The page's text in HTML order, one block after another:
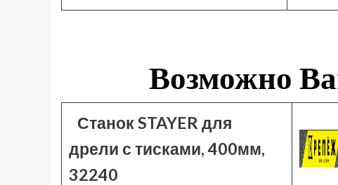
Возможно
Станок STAYER для
дрели с тисками, 400мм,
32240